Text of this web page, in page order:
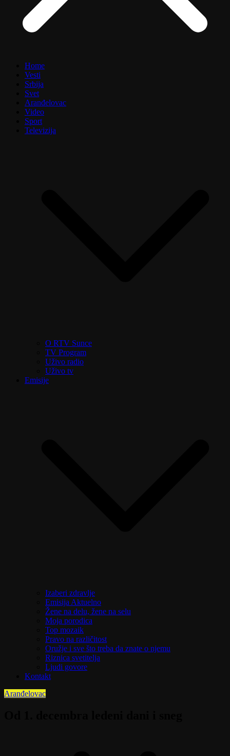
Home
Vesti
Srbija
Svet
Aranđelovac
Video
Sport
Televizija
O RTV Sunce
TV Program
Uživo radio
Uživo tv
Emisije
Izaberi zdravlje
Emisija Aktuelno
Žene na delu, žene na selu
Moja porodica
Top mozaik
Pravo na različitost
Oružje i sve što treba da znate o njemu
Riznica svetitelja
Ljudi govore
Kontakt
Aranđelovac